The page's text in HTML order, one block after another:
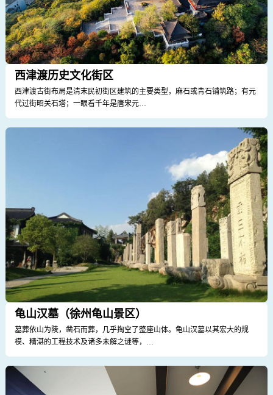
西津渡历史文化街区
西津渡古街布局是清末民初街区建筑的主要类型，麻石或青石铺筑路；有元
代过街昭关石塔；一眼看千年是唐宋元…
龟山汉墓（徐州龟山景区）
墓葬依山为陵，凿石而葬，几乎掏空了整座山体。龟山汉墓以其宏大的规
模、精湛的工程技术及诸多未解之谜等，…